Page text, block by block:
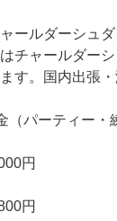
ールダーシュ
チャールダー
す。国内出張・
（パーティー・
円
円